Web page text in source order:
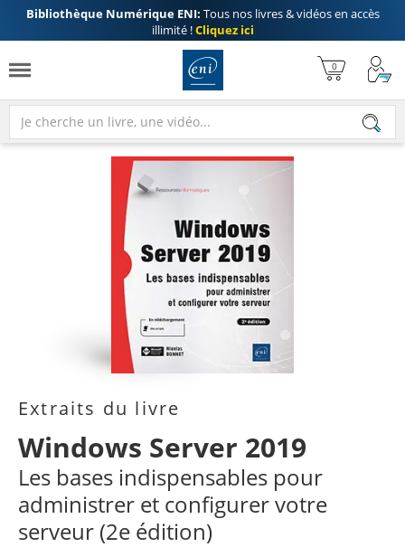
Bibliothèque Numérique ENI: Tous nos livres & vidéos en accès
illimité !Cliquez ici
Extraits du livre
Windows Server 2019
Les bases indispensables pour
administrer et configurer votre
serveur (2e édition)